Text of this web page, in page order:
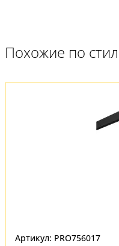
Похожие по
Артикул: PRO756017